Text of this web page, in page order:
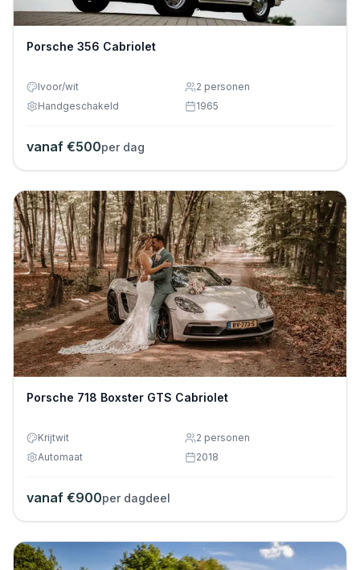
Porsche 356 Cabriolet
Ivoor/wit 2 personen
Handgeschakeld
1965
vanaf €500per dag
Porsche 718 Boxster GTS Cabriolet
Krijtwit 2 personen
Automaat
2018
vanaf €900per dagdeel